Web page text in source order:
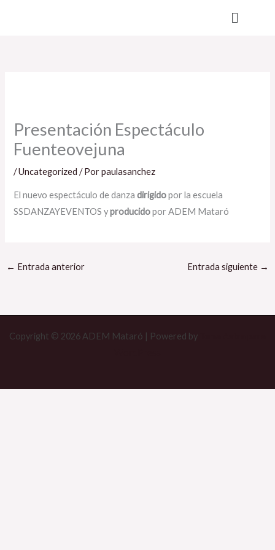
Menú
Presentación Espectáculo
Fuenteovejuna
/Uncategorized / Porpaulasanchez
El nuevo espectáculo de danzadirigidopor la escuela
SSDANZAYEVENTOS yproducidopor ADEM Mataró
← Entrada anterior Entrada siguiente →
Copyright © 2026 ADEM Mataró | Powered by